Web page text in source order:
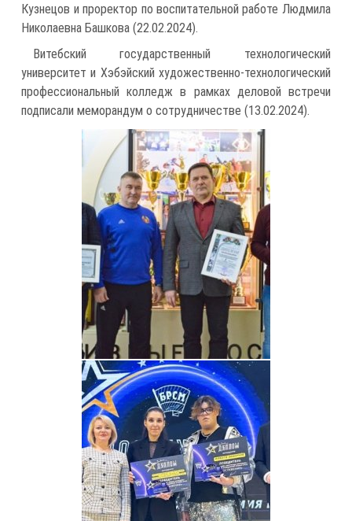
Кузнецов и проректор по воспитательной работе Людмила
Николаевна Башкова (22.02.2024).
Витебский государственный технологический
университет и Хэбэйский художественно-технологический
профессиональный колледж в рамках деловой встречи
подписали меморандум о сотрудничестве (13.02.2024).